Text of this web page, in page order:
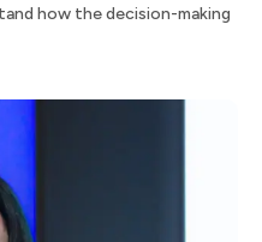
how the decision-making